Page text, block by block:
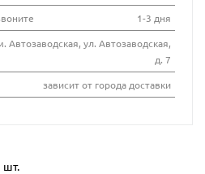
1-3 дня
Автозаводская, ул. Автозаводская,
д. 7
зависит от города доставки
шт.